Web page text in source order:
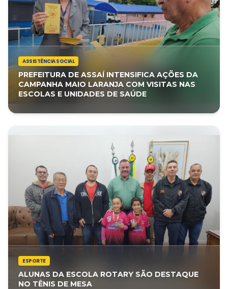
ASSISTÊNCIA SOCIAL
PREFEITURA DE ASSAÍ INTENSIFICA AÇÕES DA
CAMPANHA MAIO LARANJA COM VISITAS NAS
ESCOLAS E UNIDADES DE SAÚDE
ESPORTE
ALUNAS DA ESCOLA ROTARY SÃO DESTAQUE
NO TÊNIS DE MESA